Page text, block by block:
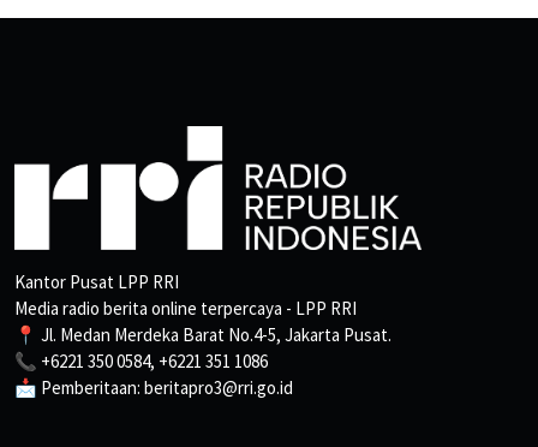
Kantor Pusat LPP RRI
Media radio berita online terpercaya - LPP RRI
📍 Jl. Medan Merdeka Barat No.4-5, Jakarta Pusat.
📞 +6221 350 0584, +6221 351 1086
📩 Pemberitaan: beritapro3@rri.go.id